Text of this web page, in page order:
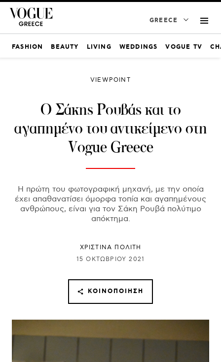
GREECE
FASHION BEAUTY LIVING WEDDINGS VOGUE TV
VIEWPOINT
Ο Σάκης Ρουβάς και το
αγαπημένο του αντικείμενο στη
Vogue Greece
Η πρώτη του φωτογραφική μηχανή, με την οποία
έχει απαθανατίσει όμορφα τοπία και αγαπημένους
ανθρώπους, είναι για τον Σάκη Ρουβά πολύτιμο
απόκτημα.
ΧΡΙΣΤΙΝΑ ΠΟΛΙΤΗ
15 ΟΚΤΩΒΡΊΟΥ 2021
ΚΟΙΝΟΠΟΊΗΣΗ